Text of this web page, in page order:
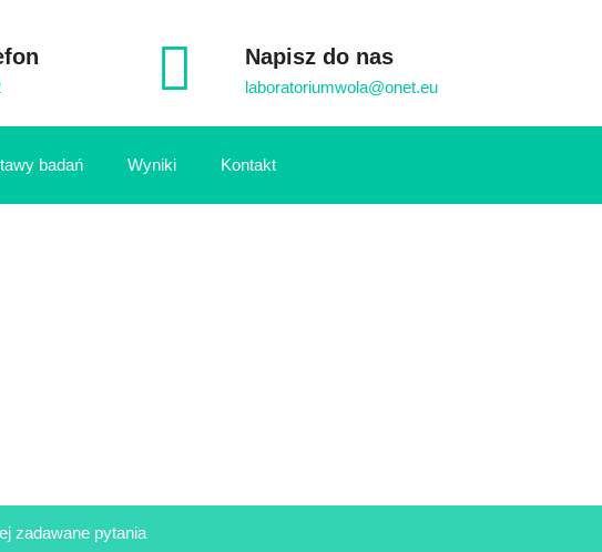
Napisz do nas
laboratoriumwola@onet.eu
badań Wyniki Kontakt
zadawane pytania